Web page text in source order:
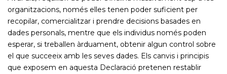
organitzacions, només elles tenen poder suficient per
recopilar, comercialitzar i prendre decisions basades en
dades personals, mentre que els individus només poden
esperar, si treballen àrduament, obtenir algun control sobre
el que succeeix amb les seves dades. Els canvis i principis
que exposem en aquesta Declaració pretenen restablir